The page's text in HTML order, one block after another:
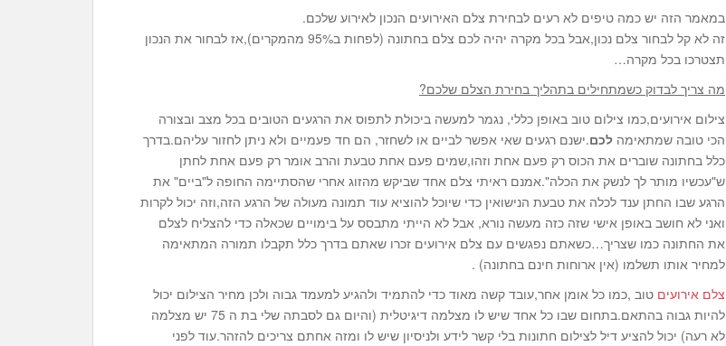
במאמר הזה יש כמה טיפים לא רעים לבחירת צלם האירועים הנכון לאירוע שלכם.
זה לא קל לבחור צלם נכון,אבל בכל מקרה יהיה לכם צלם בחתונה (לפחות ב95% מהמקרים),אז לבחור את הנכון
תצטרכו בכל מקרה…
מה צריך לבדוק כשמתחילים בתהליך בחירת הצלם שלכם?
צילום אירועים,כמו צילום טוב באופן כללי, נגמר למעשה ביכולת לתפוס את הרגעים הטובים בכל מצב ובצורה
הכי טובה שמתאימה לכם.ישנם רגעים שאי אפשר לביים או לשחזר, הם חד פעמיים ולא ניתן לחזור עליהם.בדרך
כלל בחתונה שוברים את הכוס רק פעם אחת וזהו,שמים פעם אחת טבעת והרב אומר רק פעם אחת לחתן
ש"עכשיו מותר לך לנשק את הכלה".אמנם ראיתי צלם אחד שביקש מהזוג אחרי שהסתיימה החופה ל"ביים" את
הרגע שבו החתן ענד לכלה את טבעת הנישואין כדי שיוכל להוציא עוד תמונה מעולה של הרגע הזה,וזה יכול לקרות
ואני לא חושב באופן אישי שזה כזה מעשה נורא, אבל לא הייתי מתבסס על בימויים שכאלה כדי להצליח לצלם
את החתונה כמו שצריך…כשאתם נפגשים עם צלם אירועים זכרו שאתם בדרך כלל תקבלו תמורה המתאימה
למחיר אותו תשלמו (אין ארוחות חינם בחתונה) .
צלם אירועים טוב ,כמו כל אומן אחר,עובד קשה מאוד כדי להתמיד ולהגיע למעמד גבוה ולכן מחיר הצילום יכול
להיות גבוה בהתאם.בתחום שבו כל אחד שיש לו מצלמה דיגיטלית (והיום גם לסבתה שלי בת ה 75 יש מצלמה
לא רעה) יכול להציע דיל לצילום חתונות בלי קשר לידע ולניסיון שיש לו ומזה אחתם צריכים להזהר.עוד לפני